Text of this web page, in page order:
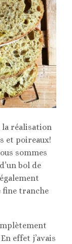
la réalisation
et poireaux!
sommes
bol de
fine tranche
effet j’avais